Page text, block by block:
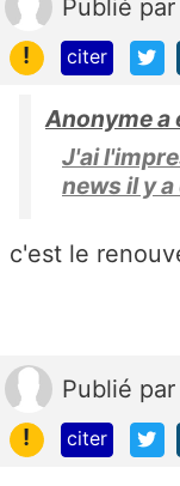
Publié par
!
citer
Anonyme a
J'ai
news il y
c'est le
Publié par
!
citer